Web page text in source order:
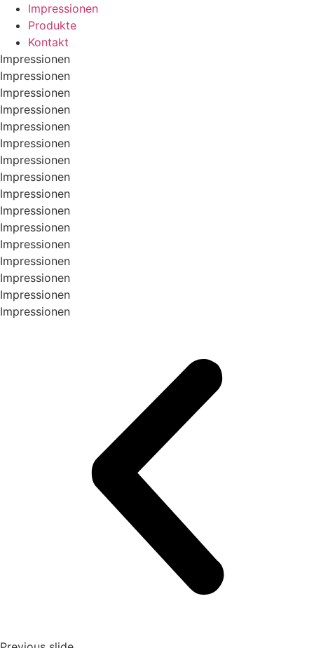
Impressionen
Produkte
Kontakt
Impressionen
Impressionen
Impressionen
Impressionen
Impressionen
Impressionen
Impressionen
Impressionen
Impressionen
Impressionen
Impressionen
Impressionen
Impressionen
Impressionen
Impressionen
Impressionen